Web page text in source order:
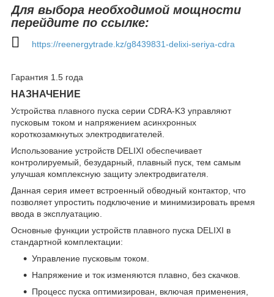
Для выбора необходимой мощности
перейдите по ссылке:
https://reenergytrade.kz/g8439831-delixi-seriya-cdra
Гарантия 1.5 года
НАЗНАЧЕНИЕ
Устройства плавного пуска серии CDRA-K3 управляют
пусковым током и напряжением асинхронных
короткозамкнутых электродвигателей.
Использование устройств DELIXI обеспечивает
контролируемый, безударный, плавный пуск, тем самым
улучшая комплексную защиту электродвигателя.
Данная серия имеет встроенный обводный контактор, что
позволяет упростить подключение и минимизировать время
ввода в эксплуатацию.
Основные функции устройств плавного пуска DELIXI в
стандартной комплектации:
Управление пусковым током.
Напряжение и ток изменяются плавно, без скачков.
Процесс пуска оптимизирован, включая применения,